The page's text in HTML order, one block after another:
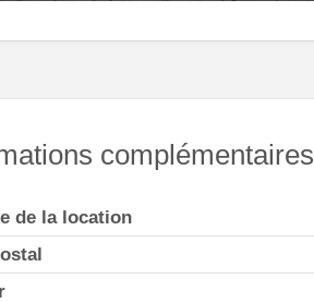
complémentaires
de la location